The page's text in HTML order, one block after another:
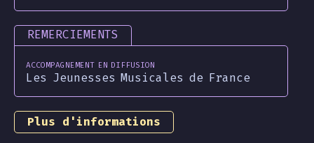
le 21/03/2025
→ La Ferté-Alais (91)
le 16/06/2024
→ Gent (Belgique)
du 21/05 au01/06/2024
→ Sörmland (Suède)
du 15/05 au17/05/2024
REMERCIEMENTS
Accompagnement en diffusion
Les Jeunesses Musicales de France
Plus d'informations